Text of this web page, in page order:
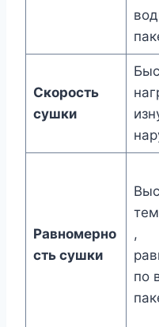
Скорость
сушки
Равномерно
сть сушки
,
по